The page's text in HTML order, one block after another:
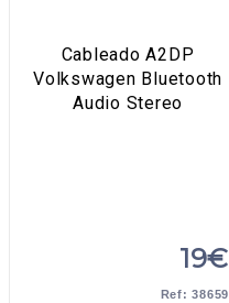
Cableado A2DP
Volkswagen Bluetooth
Audio Stereo
19€
Ref: 38659